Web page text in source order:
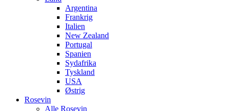
Argentina
Frankrig
Italien
New Zealand
Portugal
Spanien
Sydafrika
Tyskland
USA
Østrig
Rosevin
Alle Rosevin